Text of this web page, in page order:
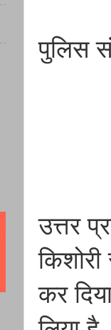
पुलिस
उत्तर
कर